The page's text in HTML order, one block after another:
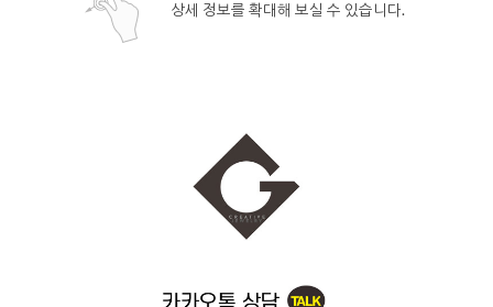
상세 정보를 확대해 보실 수 있습니다.